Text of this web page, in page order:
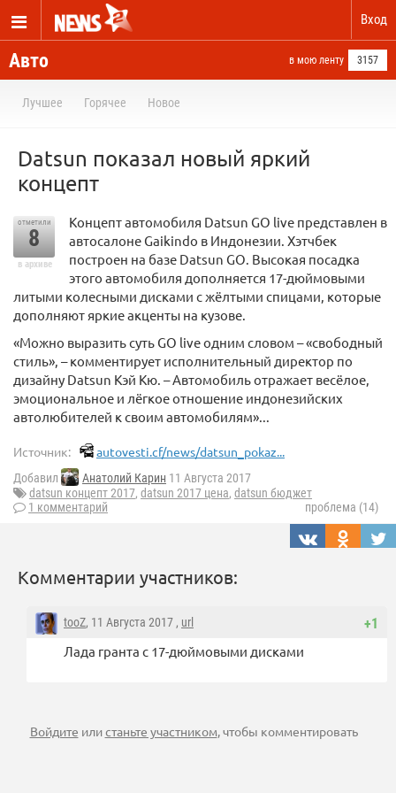
Вход
Авто в мою ленту 3157
Лучшее Горячее Новое
Datsun показал новый яркий
концепт
отметили
8
в архиве
Концепт автомобиля Datsun GO live представлен в
автосалоне Gaikindo в Индонезии. Хэтчбек
построен на базе Datsun GO. Высокая посадка
этого автомобиля дополняется 17-дюймовыми
литыми колесными дисками с жёлтыми спицами, которые
дополняют яркие акценты на кузове.
«Можно выразить суть GO live одним словом – «свободный
стиль», – комментирует исполнительный директор по
дизайну Datsun Кэй Кю. – Автомобиль отражает весёлое,
эмоциональное и лёгкое отношение индонезийских
автолюбителей к своим автомобилям»...
Источник: autovesti.cf/news/datsun_pokaz...
Добавил Анатолий Карин 11 Августа 2017
datsun концепт 2017, datsun 2017 цена, datsun бюджет
1 комментарий
проблема (14)
Комментарии участников:
+1
tooZ, 11 Августа 2017 , url
Лада гранта с 17-дюймовыми дисками
Войдите илистаньте участником, чтобы комментировать